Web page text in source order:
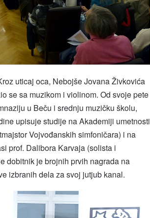
uticaj oca, Nebojše Jovana Živkovića
se sa muzikom i violinom. Od svoje pete
u Beču i srednju muzičku školu,
upisuje studije na Akademiji umetnosti
Vojvođanskih simfoničara) i na
prof. Dalibora Karvaja (solista i
dobitnik je brojnih prvih nagrada na
izbranih dela za svoj jutjub kanal.